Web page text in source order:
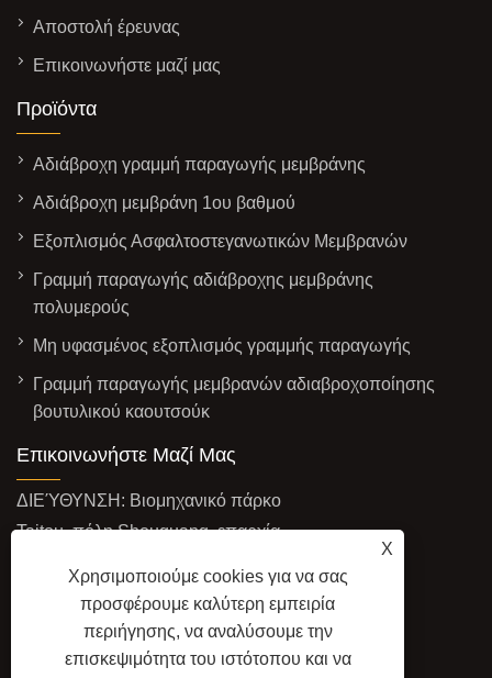
X
Χρησιμοποιούμε cookies για να σας
προσφέρουμε καλύτερη εμπειρία
περιήγησης, να αναλύσουμε την
επισκεψιμότητα του ιστότοπου και να
Αποστολή έρευνας
Επικοινωνήστε μαζί μας
Προϊόντα
Αδιάβροχη γραμμή παραγωγής μεμβράνης
Αδιάβροχη μεμβράνη 1ου βαθμού
Εξοπλισμός Ασφαλτοστεγανωτικών Μεμβρανών
Γραμμή παραγωγής αδιάβροχης μεμβράνης
πολυμερούς
Μη υφασμένος εξοπλισμός γραμμής παραγωγής
Γραμμή παραγωγής μεμβρανών αδιαβροχοποίησης
βουτυλικού καουτσούκ
Επικοινωνήστε Μαζί Μας
ΔΙΕΎΘΥΝΣΗ: Βιομηχανικό πάρκο
Taitou, πόλη Shouguang, επαρχία
ΗΛΕΚΤΡΟΝΙΚΗ ΔΙΕΥΘΥΝΣΗ:
haiming@haimingmachine.com
ΦΑΞ: +86-18463653536